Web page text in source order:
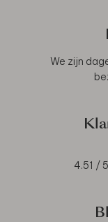
We zijn
4.51 /